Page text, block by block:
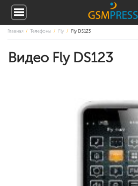
Главная Телефоны Fly Fly DS123
Видео Fly DS123